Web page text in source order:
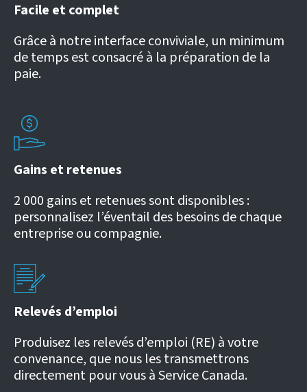
Facile et complet
Grâce à notre interface conviviale, un minimum
de temps est consacré à la préparation de la
paie.
Gains et retenues
2 000 gains et retenues sont disponibles :
personnalisez l’éventail des besoins de chaque
entreprise ou compagnie.
Relevés d’emploi
Produisez les relevés d’emploi (RE) à votre
convenance, que nous les transmettrons
directement pour vous à Service Canada.